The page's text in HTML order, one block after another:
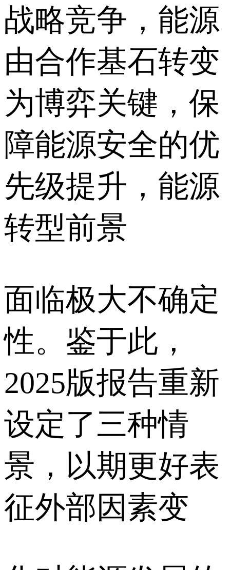
战略竞争，能源
由合作基石转变
为博弈关键，保
障能源安全的优
先级提升，能源
转型前景
面临极大不确定
性。鉴于此，
2025版报告重新
设定了三种情
景，以期更好表
征外部因素变